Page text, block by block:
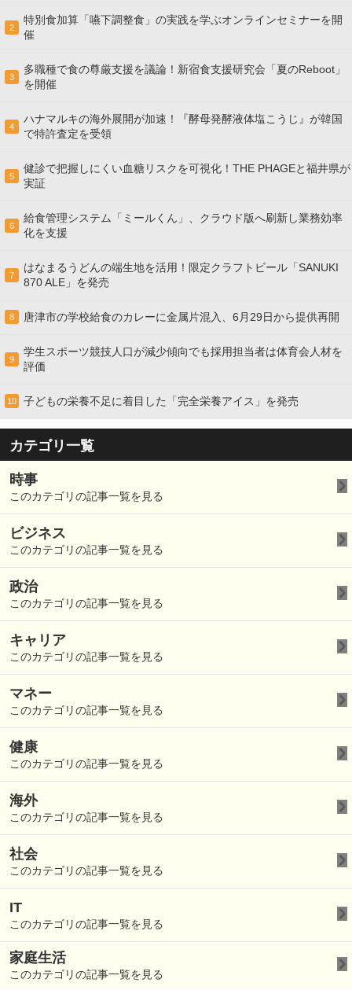
2
特別食加算「嚥下調整食」の実践を学ぶオンラインセミナーを開
催
3
多職種で食の尊厳支援を議論！新宿食支援研究会「夏のReboot」
を開催
4
ハナマルキの海外展開が加速！『酵母発酵液体塩こうじ』が韓国
で特許査定を受領
5
健診で把握しにくい血糖リスクを可視化！THE PHAGEと福井県が
実証
6
給食管理システム「ミールくん」、クラウド版へ刷新し業務効率
化を支援
7
はなまるうどんの端生地を活用！限定クラフトビール「SANUKI
870 ALE」を発売
8 唐津市の学校給食のカレーに金属片混入、6月29日から提供再開
9
学生スポーツ競技人口が減少傾向でも採用担当者は体育会人材を
評価
10 子どもの栄養不足に着目した「完全栄養アイス」を発売
カテゴリ一覧
時事
このカテゴリの記事一覧を見る
ビジネス
このカテゴリの記事一覧を見る
政治
このカテゴリの記事一覧を見る
キャリア
このカテゴリの記事一覧を見る
マネー
このカテゴリの記事一覧を見る
健康
このカテゴリの記事一覧を見る
海外
このカテゴリの記事一覧を見る
社会
このカテゴリの記事一覧を見る
IT
このカテゴリの記事一覧を見る
家庭生活
このカテゴリの記事一覧を見る